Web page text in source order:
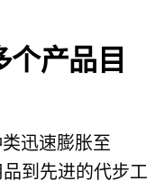
产品目
迅速膨胀至
到先进的代步工